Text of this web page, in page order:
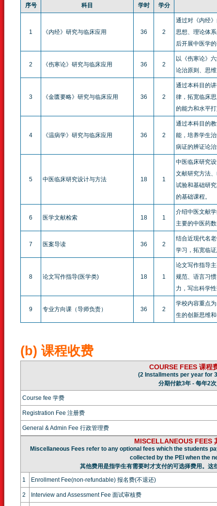
序号 科目 学时 学分
1 《内经》研究与临床应用 36 2
通过对《内经
思想、理论体
后开展中医学
2 《伤寒论》研究与临床应用 36 2
以《伤寒论》
论治原则、思
3 《金匮要略》研究与临床应用 36 2
通过本科目的
律，拓宽临床
的能力和水平
4 《温病学》研究与临床应用 36 2
通过本科目的
能，培养学生
病证的辨证论
5 中医临床研究设计与方法 18 1
中医临床研究
文献研究方法
试验和基础研
的基础课程。
6 医学文献检索 18 1
介绍中医文献
主要的中医药
7 医案导读 36 2
结合近现代名
学习，拓宽临
8 论文写作指导(医学类) 18 1
论文写作指导
规范、语言习
力，写出科学
9 专业方向课（导师负责） 36 2
学校内容重点
生的创新思维
(b) 课程收费
COURSE FEES 课程
(2 Installments per year for
分期付款3年 - 每年2次
Course fee 学费
Registration Fee 注册费
General & Admin Fee 行政管理费
MISCELLANEOUS FEES
Miscellaneous Fees refer to any optional fees which the students
collected by the PEI when the
其他费用是指学生有需要时才支付的可选择费用。这
1
Enrollment Fee(non-refundable) 报名费(不退还)
2 Interview and Assessment Fee 面试审核费